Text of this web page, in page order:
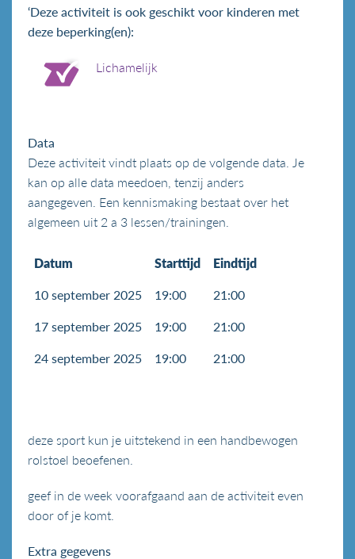
‘Deze activiteit is ook geschikt voor kinderen met
deze beperking(en):
Lichamelijk
Data
Deze activiteit vindt plaats op de volgende data. Je
kan op alle data meedoen, tenzij anders
aangegeven. Een kennismaking bestaat over het
algemeen uit 2 a 3 lessen/trainingen.
Datum Starttijd Eindtijd
10 september 2025 19:00 21:00
17 september 2025 19:00 21:00
24 september 2025 19:00 21:00
deze sport kun je uitstekend in een handbewogen
rolstoel beoefenen.
geef in de week voorafgaand aan de activiteit even
door of je komt.
Extra gegevens